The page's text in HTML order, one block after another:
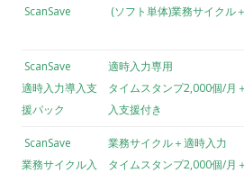
ScanSave (ソフト単体)業務サイクル
ScanSave
適時入力導入支
援パック
適時入力専用
タイムスタンプ2,000個/月
入支援付き
ScanSave
業務サイクル入
業務サイクル＋適時入力
タイムスタンプ2,000個/月